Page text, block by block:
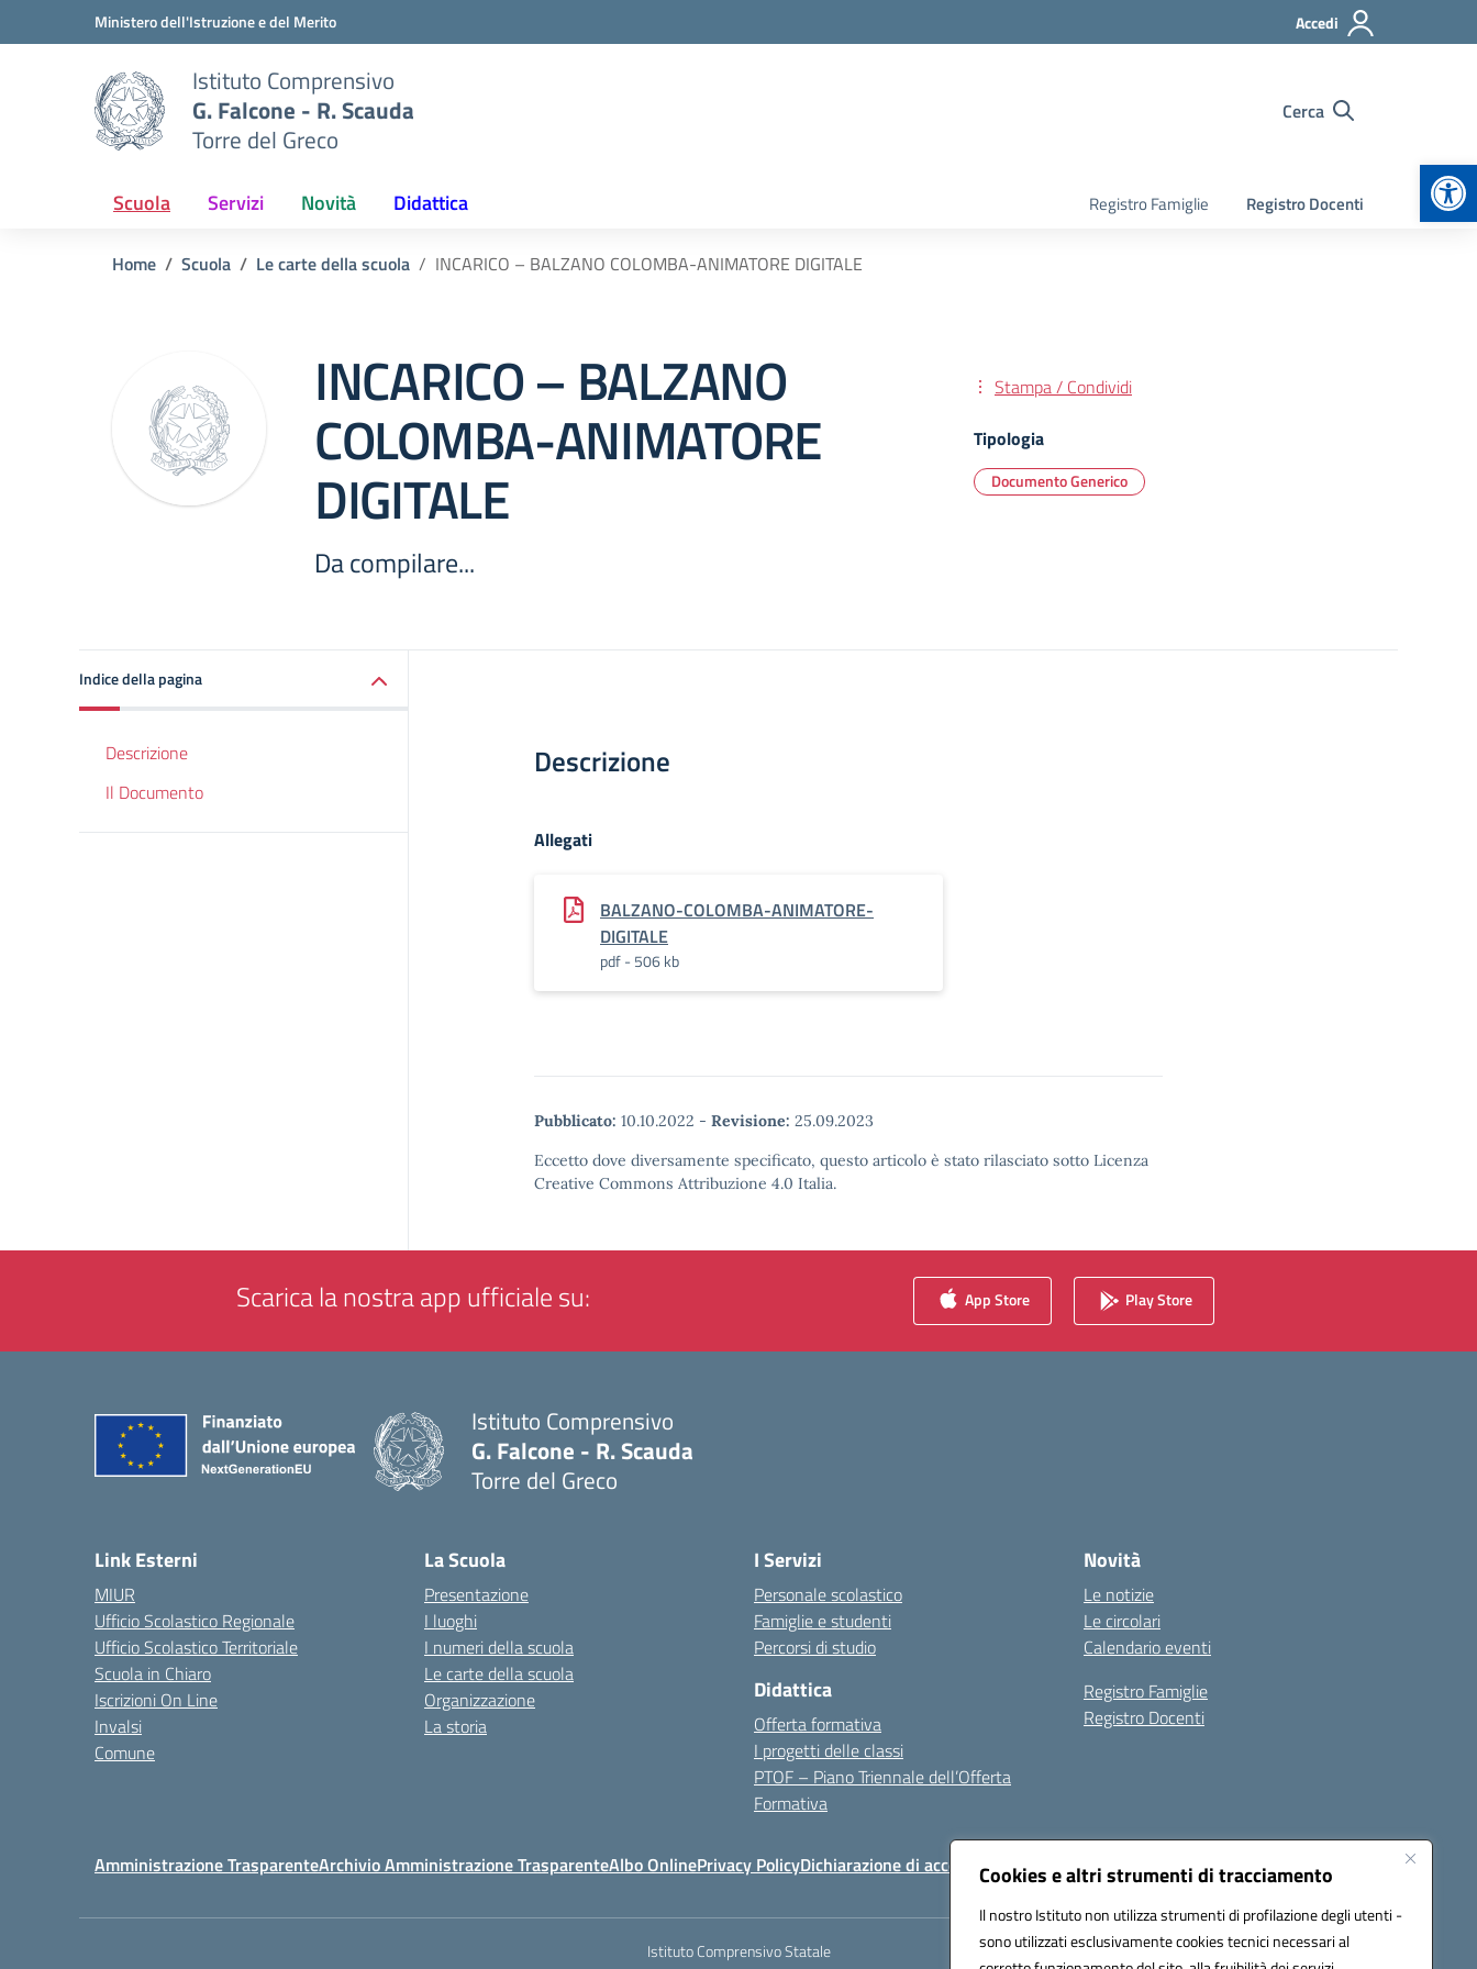
Cookies e altri strumenti di tracciamento
Il nostro Istituto non utilizza strumenti di profilazione degli utenti -
sono utilizzati esclusivamente cookies tecnici necessari al
Vai ai contenuti
Vai al menu di navigazioneMinistero dell'Istruzione e del Merito Accedi
Istituto Comprensivo
G. Falcone - R. Scauda
Torre del Greco
Cerca
Scuola Servizi Novità Didattica Registro Famiglie Registro Docenti
Home Scuola Le carte della scuola INCARICO – BALZANO COLOMBA-ANIMATORE DIGITALE
INCARICO – BALZANO
COLOMBA-ANIMATORE
DIGITALE
Da compilare...
Stampa / Condividi
Tipologia
Documento Generico
Indice della pagina
Descrizione
Il Documento
Descrizione
Allegati
BALZANO-COLOMBA-ANIMATORE-
DIGITALE
pdf - 506 kb
Pubblicato: 10.10.2022 - Revisione: 25.09.2023
Eccetto dove diversamente specificato, questo articolo è stato rilasciato sotto Licenza
Creative Commons Attribuzione 4.0 Italia.
Scarica la nostra app ufficiale su: App Store Play Store
Istituto Comprensivo
G. Falcone - R. Scauda
Torre del Greco
Link Esterni
MIUR
Ufficio Scolastico Regionale
Ufficio Scolastico Territoriale
Scuola in Chiaro
Iscrizioni On Line
Invalsi
Comune
La Scuola
Presentazione
I luoghi
I numeri della scuola
Le carte della scuola
Organizzazione
La storia
I Servizi
Personale scolastico
Famiglie e studenti
Percorsi di studio
Didattica
Offerta formativa
I progetti delle classi
PTOF – Piano Triennale dell’Offerta
Formativa
Novità
Le notizie
Le circolari
Calendario eventi
Registro Famiglie
Registro Docenti
Amministrazione TrasparenteArchivio Amministrazione TrasparenteAlbo OnlinePrivacy PolicyDichiarazione di accessibilità Note legali
Istituto Comprensivo Statale